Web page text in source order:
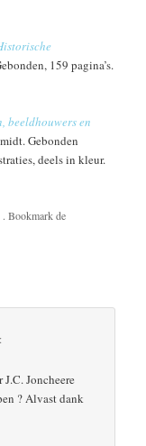
159 pagina’s.
beeldhouwers en
Gebonden
deels in kleur.
. Bookmark de
Joncheere
? Alvast dank